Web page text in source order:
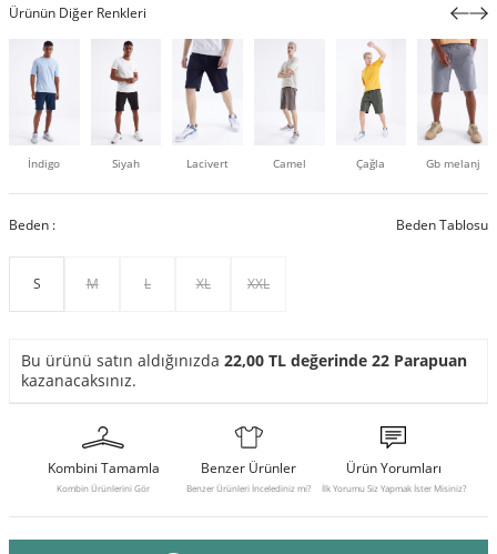
Ürünün Diğer Renkleri
İndigo Siyah Lacivert Camel Çağla Gb melanj
Beden : Beden Tablosu
S M L XL XXL
Bu ürünü satın aldığınızda 22,00 TL değerinde 22 Parapuan
kazanacaksınız.
Kombini Tamamla
Kombin Ürünlerini Gör
Benzer Ürünler
Benzer Ürünleri İncelediniz mi?
Ürün Yorumları
İlk Yorumu Siz Yapmak İster Misiniz?